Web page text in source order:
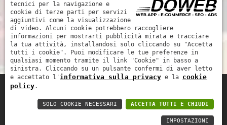
Prodotti
News
Contatti
Filati
Intimo Donna
Intimo uomo
Mare
Marinella snc - P.IVA: 03252510239 -
Cookie policy
tecnici per la navigazione e
cookie di terze parti per servizi
aggiuntivi come la visualizzazione
di video. Alcuni cookie potrebbero raccogliere
informazioni per mostrarti pubblicità mirata e tracciare
la tua attività, installandosi solo cliccando su "Accetta
tutti i cookie". Puoi modificare le tue preferenze in
qualsiasi momento tramite il link "Cookie" in basso a
sinistra. Cliccando su un pulsante confermi di aver letto
e accettato l' informativa sulla privacy e la cookie
policy.
ACCETTA TUTTI E CHIUDI
SOLO COOKIE NECESSARI
IMPOSTAZIONI